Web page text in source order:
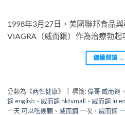
1998年3月27日，美國聯邦食品
VIAGRA（威而鋼）作為治療勃
繼續閱讀 →
分類為《两性健康》 標籤:偉哥 威而鋼 、
鋼 english 、 威而鋼 hktvmall 、 威而鋼 in
一天 可以吃幾顆 、 威而鋼 一次 、 威而鋼